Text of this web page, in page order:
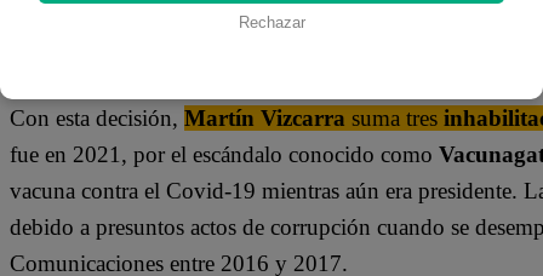
temporalmente el caso. Sin embargo, una solicitud de
Con esta decisión, Martín Vizcarra suma tres
fue en 2021, por el escándalo conocido como
vacuna contra el Covid-19 mientras aún era presidente.
debido a presuntos actos de corrupción cuando se
Comunicaciones entre 2016 y 2017.
Rechazar